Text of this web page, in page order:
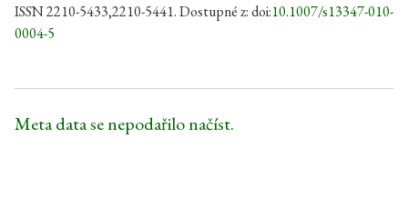
ISSN 2210-5433,2210-5441. Dostupné z: doi:10.1007/s13347-010-
0004-5
Meta data se nepodařilo načíst.